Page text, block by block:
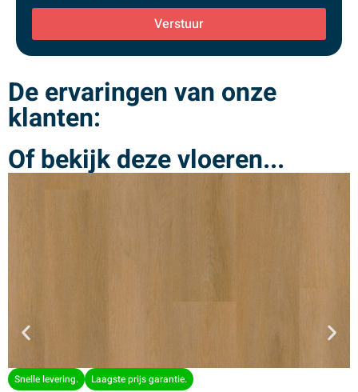
Verstuur
De ervaringen van onze
klanten:
Of bekijk deze vloeren...
Snelle levering. Laagste prijs garantie.